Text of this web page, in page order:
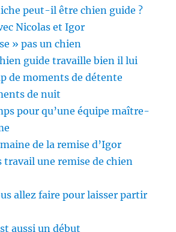
peut-il être chien guide ?
Nicolas et Igor
» pas un chien
guide travaille bien il lui
de moments de détente
de nuit
pour qu’une équipe maître-
de la remise d’Igor
travail une remise de chien
allez faire pour laisser partir
aussi un début